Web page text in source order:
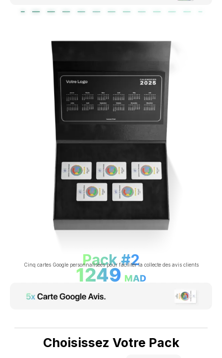
Pack #2
Cinq cartes Google personnalisées pour faciliter la collecte des avis clients
1249 MAD
Choisissez Votre Pack